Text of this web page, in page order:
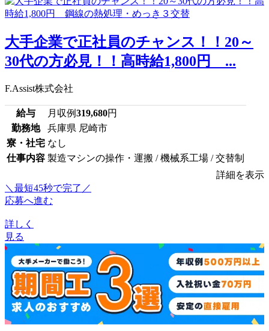
大手企業で正社員のチャンス！！20～
30代の方必見！！高時給1,800円 ...
F.Assist株式会社
給与 月収例319,680円
勤務地
兵庫県 尼崎市
寮・社宅 なし
仕事内容 製造マシンの操作・運搬 / 機械系工場 / 交替制
詳細を表示
＼最短45秒で完了／
応募へ進む
詳しく
見る